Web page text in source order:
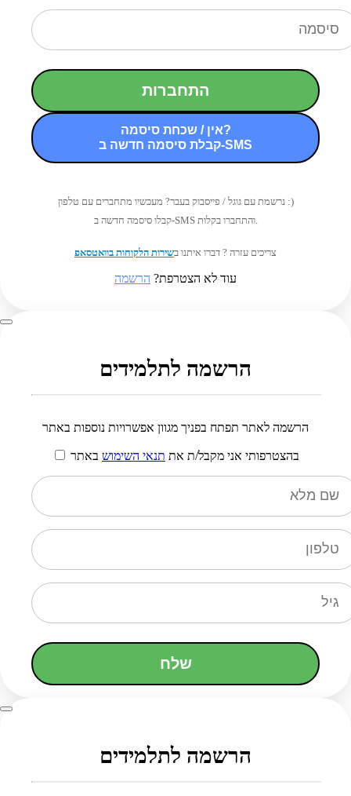
התחברות
אין / שכחת סיסמה?
קבלת סיסמה חדשה ב-SMS
נרשמת עם גוגל / פייסבוק בעבר? מעכשיו מתחברים עם טלפון :)
קבלו סיסמה חדשה ב-SMS והתחברו בקלות.
צריכים עזרה ? דברו איתנו בשירות הלקוחות בוואטסאפ
עוד לא הצטרפת? הרשמה
הרשמה לתלמידים
הרשמה לאתר תפתח בפניך מגוון אפשרויות נוספות באתר
בהצטרפותי אני מקבל/ת את תנאי השימוש באתר
שלח
הרשמה לתלמידים